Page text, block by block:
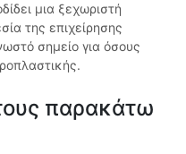
μια ξεχωριστή
της επιχείρησης
σημείο για όσους
παρακάτω